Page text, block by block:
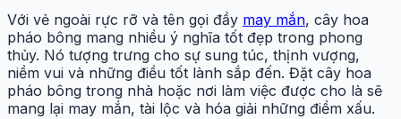
Với vẻ ngoài rực rỡ và tên gọi đầy may mắn, cây hoa
pháo bông mang nhiều ý nghĩa tốt đẹp trong phong
thủy. Nó tượng trưng cho sự sung túc, thịnh vượng,
niềm vui và những điều tốt lành sắp đến. Đặt cây hoa
pháo bông trong nhà hoặc nơi làm việc được cho là sẽ
mang lại may mắn, tài lộc và hóa giải những điềm xấu.